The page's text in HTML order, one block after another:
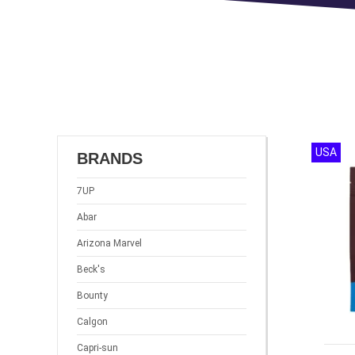
BRANDS
7UP
Abar
Arizona Marvel
Beck's
Bounty
Calgon
Capri-sun
USA